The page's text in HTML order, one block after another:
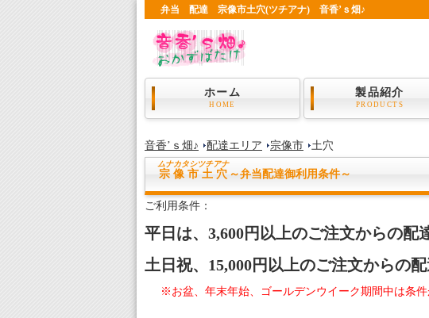
弁当 配達 宗像市土穴(ツチアナ) 音香’ｓ畑♪
ホーム
HOME
製品紹介
PRODUCTS
音香’ｓ畑♪ 配達エリア 宗像市 土穴
宗像市土穴
ムナカタシツチアナ
～弁当配達御利用条件～
ご利用条件：
平日は、3,600円以上のご注文からの配
土日祝、15,000円以上のご注文からの配
※お盆、年末年始、ゴールデンウイーク期間中は条件